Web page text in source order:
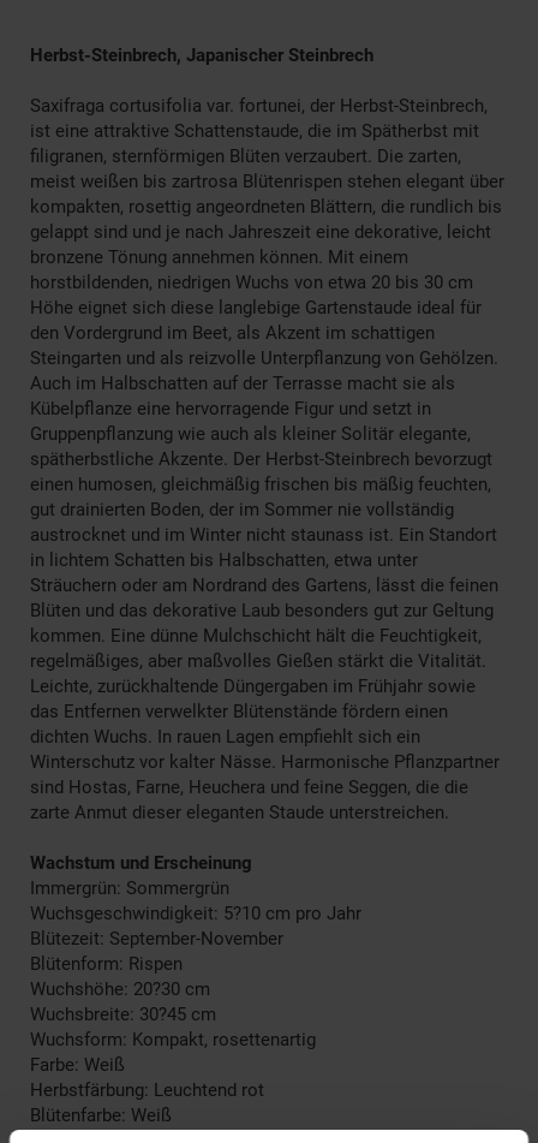
Herbst-Steinbrech, Japanischer Steinbrech
Saxifraga cortusifolia var. fortunei, der Herbst-Steinbrech,
ist eine attraktive Schattenstaude, die im Spätherbst mit
filigranen, sternförmigen Blüten verzaubert. Die zarten,
meist weißen bis zartrosa Blütenrispen stehen elegant über
kompakten, rosettig angeordneten Blättern, die rundlich bis
gelappt sind und je nach Jahreszeit eine dekorative, leicht
bronzene Tönung annehmen können. Mit einem
horstbildenden, niedrigen Wuchs von etwa 20 bis 30 cm
Höhe eignet sich diese langlebige Gartenstaude ideal für
den Vordergrund im Beet, als Akzent im schattigen
Steingarten und als reizvolle Unterpflanzung von Gehölzen.
Auch im Halbschatten auf der Terrasse macht sie als
Kübelpflanze eine hervorragende Figur und setzt in
Gruppenpflanzung wie auch als kleiner Solitär elegante,
spätherbstliche Akzente. Der Herbst-Steinbrech bevorzugt
einen humosen, gleichmäßig frischen bis mäßig feuchten,
gut drainierten Boden, der im Sommer nie vollständig
austrocknet und im Winter nicht staunass ist. Ein Standort
in lichtem Schatten bis Halbschatten, etwa unter
Sträuchern oder am Nordrand des Gartens, lässt die feinen
Blüten und das dekorative Laub besonders gut zur Geltung
kommen. Eine dünne Mulchschicht hält die Feuchtigkeit,
regelmäßiges, aber maßvolles Gießen stärkt die Vitalität.
Leichte, zurückhaltende Düngergaben im Frühjahr sowie
das Entfernen verwelkter Blütenstände fördern einen
dichten Wuchs. In rauen Lagen empfiehlt sich ein
Winterschutz vor kalter Nässe. Harmonische Pflanzpartner
sind Hostas, Farne, Heuchera und feine Seggen, die die
zarte Anmut dieser eleganten Staude unterstreichen.
Wachstum und Erscheinung
Immergrün: Sommergrün
Wuchsgeschwindigkeit: 5?10 cm pro Jahr
Blütezeit: September-November
Blütenform: Rispen
Wuchshöhe: 20?30 cm
Wuchsbreite: 30?45 cm
Wuchsform: Kompakt, rosettenartig
Farbe: Weiß
Herbstfärbung: Leuchtend rot
Blütenfarbe: Weiß